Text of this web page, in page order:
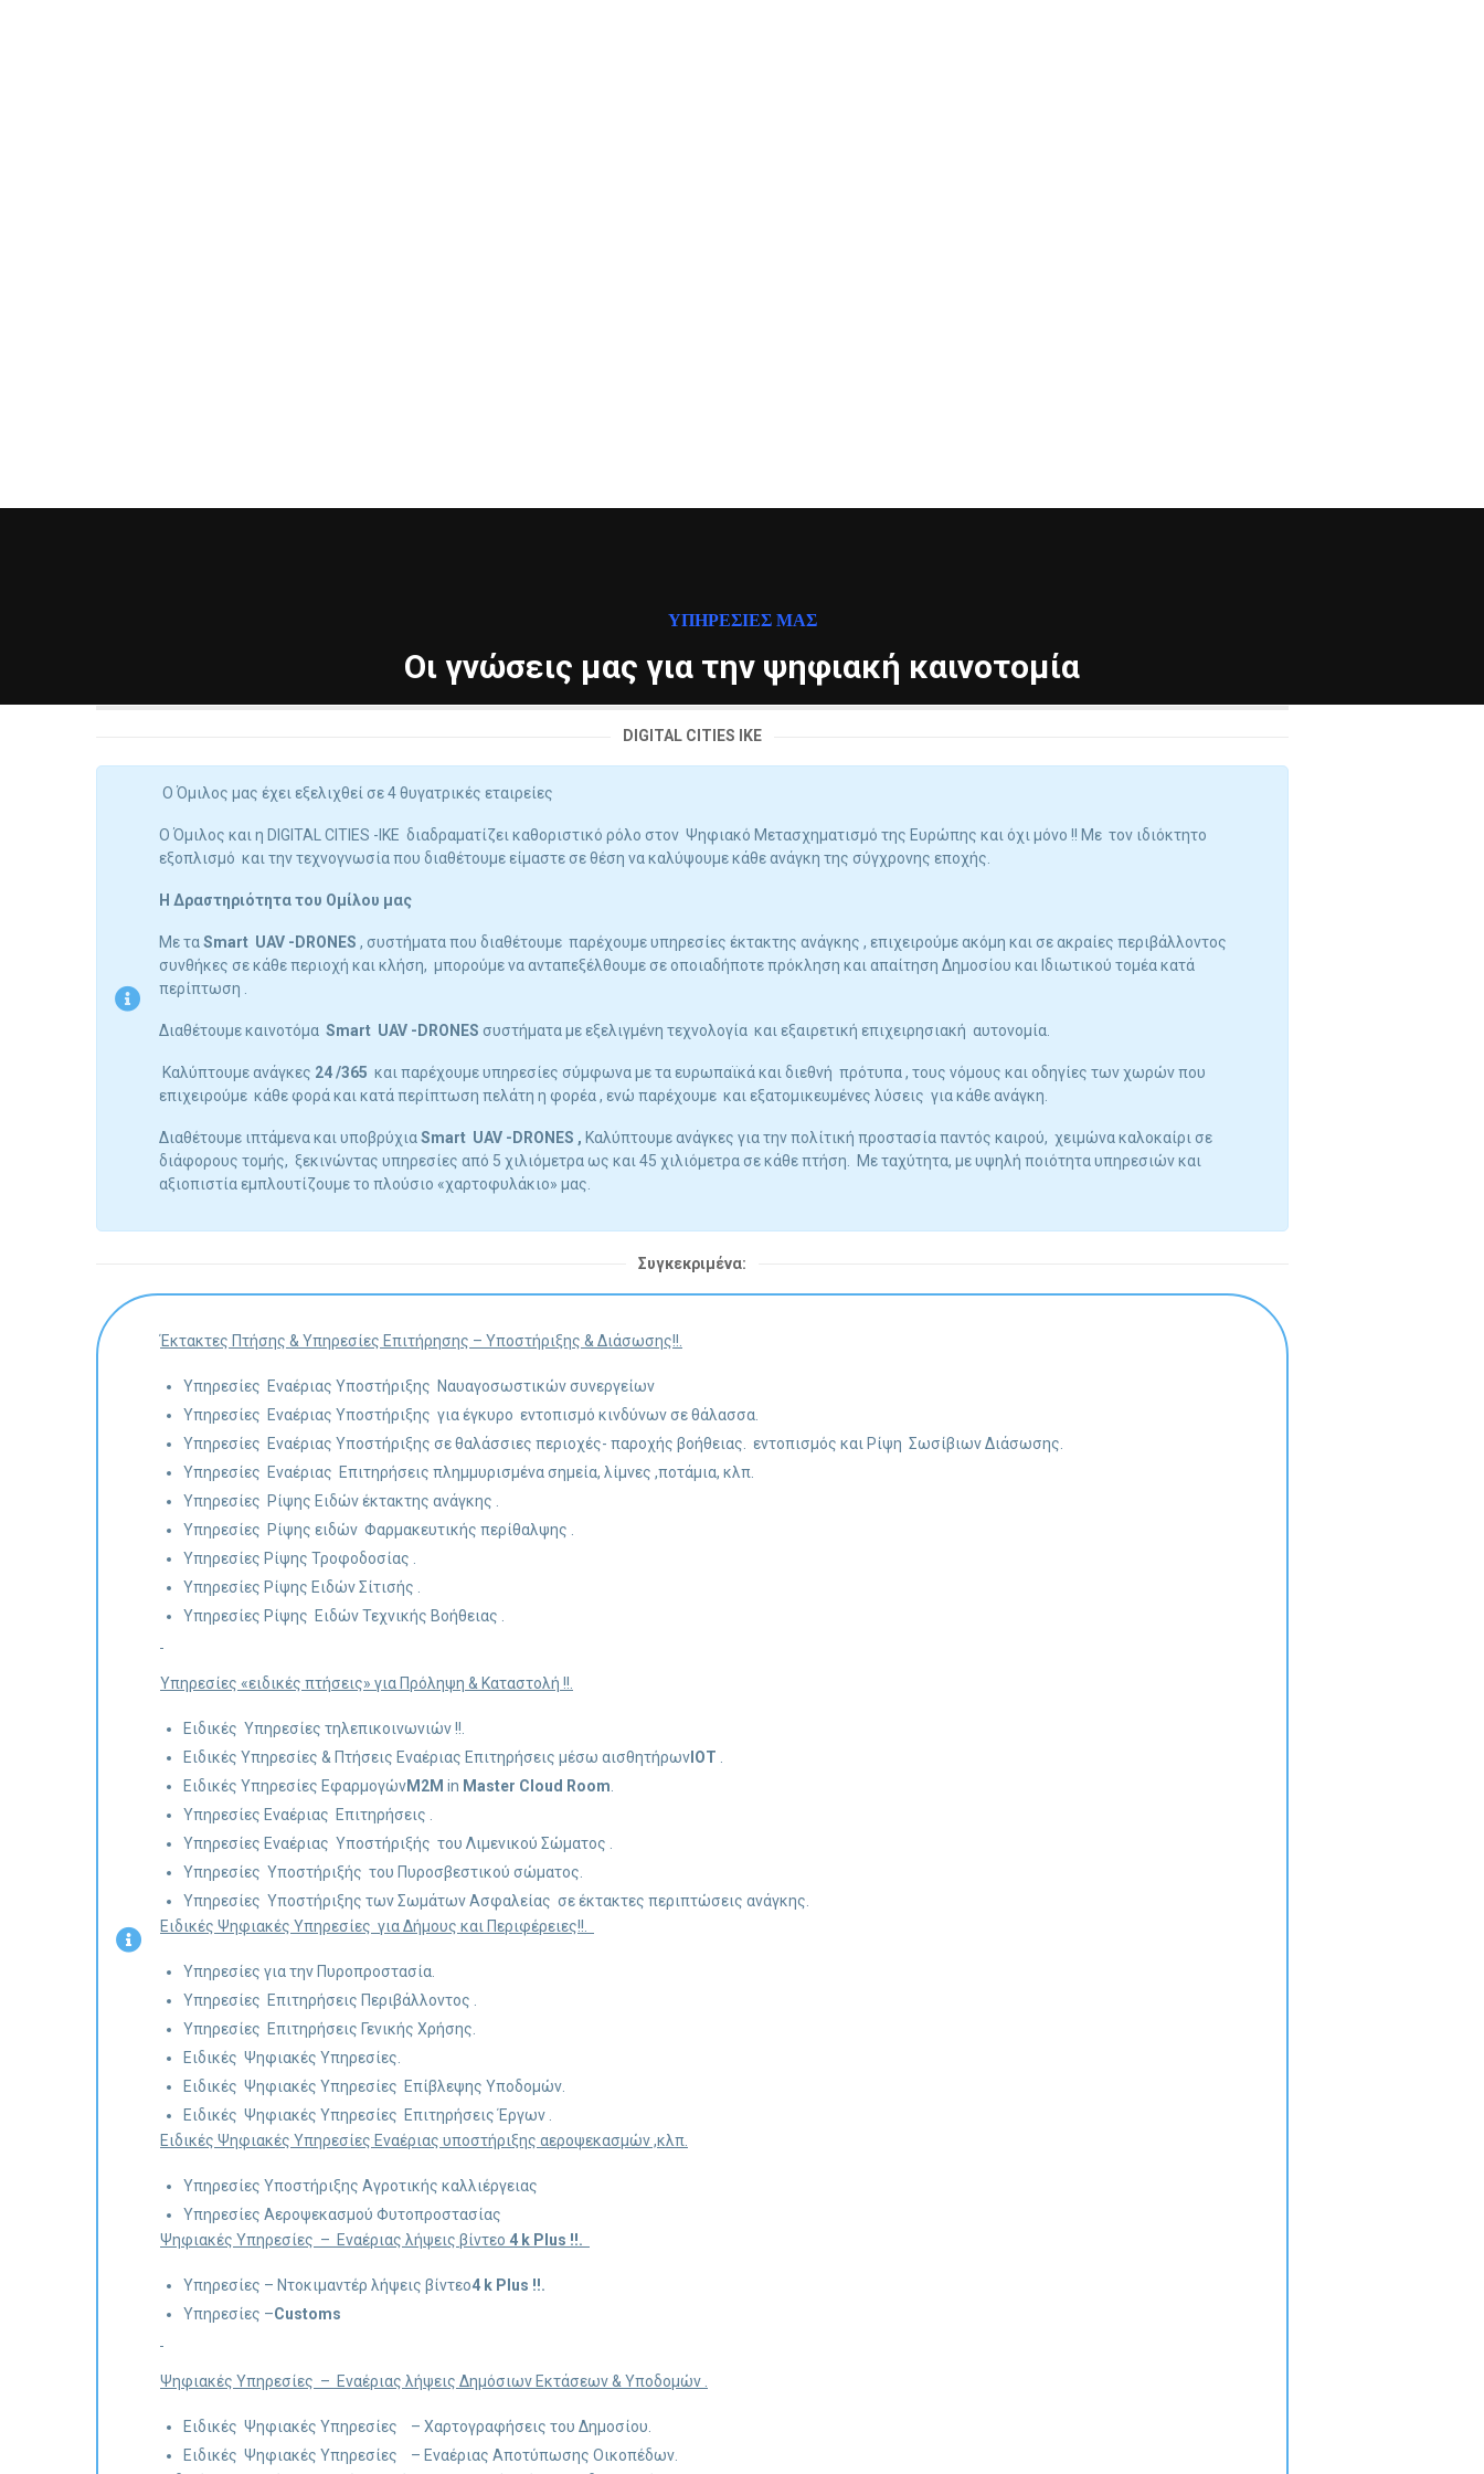
ΥΠΗΡΕΣΙΕΣ ΜΑΣ
Οι γνώσεις μας για την ψηφιακή καινοτομία
DIGITAL CITIES IKE
Ο Όμιλος μας έχει εξελιχθεί σε 4 θυγατρικές εταιρείες
Ο Όμιλος και η DIGITAL CITIES -IKE διαδραματίζει καθοριστικό ρόλο στον Ψηφιακό Μετασχηματισμό της Ευρώπης και όχι μόνο !! Με τον ιδιόκτητο
εξοπλισμό και την τεχνογνωσία που διαθέτουμε είμαστε σε θέση να καλύψουμε κάθε ανάγκη της σύγχρονης εποχής.
Η Δραστηριότητα του Ομίλου μας
Με ταSmart UAV -DRONES , συστήματα που διαθέτουμε παρέχουμε υπηρεσίες έκτακτης ανάγκης , επιχειρούμε ακόμη και σε ακραίες περιβάλλοντος
συνθήκες σε κάθε περιοχή και κλήση, μπορούμε να ανταπεξέλθουμε σε οποιαδήποτε πρόκληση και απαίτηση Δημοσίου και Ιδιωτικού τομέα κατά
περίπτωση .
Διαθέτουμε καινοτόμα Smart UAV -DRONES συστήματα με εξελιγμένη τεχνολογία και εξαιρετική επιχειρησιακή αυτονομία.
Καλύπτουμε ανάγκες 24 /365 και παρέχουμε υπηρεσίες σύμφωνα με τα ευρωπαϊκά και διεθνή πρότυπα , τους νόμους και οδηγίες των χωρών που
επιχειρούμε κάθε φορά και κατά περίπτωση πελάτη η φορέα , ενώ παρέχουμε και εξατομικευμένες λύσεις για κάθε ανάγκη.
Διαθέτουμε ιπτάμενα και υποβρύχιαSmart UAV -DRONES , Καλύπτουμε ανάγκες για την πολίτική προστασίαπαντός καιρού, χειμώνα καλοκαίρι σε
διάφορους τομής, ξεκινώντας υπηρεσίες από 5 χιλιόμετρα ως και 45 χιλιόμετρα σε κάθε πτήση. Με ταχύτητα, με υψηλή ποιότητα υπηρεσιών και
αξιοπιστία εμπλουτίζουμε το πλούσιο «χαρτοφυλάκιο» μας.
Συγκεκριμένα:
Έκτακτες Πτήσης & Υπηρεσίες Επιτήρησης – Υποστήριξης & Διάσωσης!!.
Υπηρεσίες Εναέριας Υποστήριξης Ναυαγοσωστικών συνεργείων
Υπηρεσίες Εναέριας Υποστήριξης για έγκυρο εντοπισμό κινδύνων σε θάλασσα.
Υπηρεσίες Εναέριας Υποστήριξης σε θαλάσσιες περιοχές- παροχής βοήθειας. εντοπισμός και Ρίψη Σωσίβιων Διάσωσης.
Υπηρεσίες Εναέριας Επιτηρήσεις πλημμυρισμένα σημεία, λίμνες ,ποτάμια, κλπ.
Υπηρεσίες Ρίψης Ειδών έκτακτης ανάγκης .
Υπηρεσίες Ρίψης ειδών Φαρμακευτικής περίθαλψης .
Υπηρεσίες Ρίψης Τροφοδοσίας .
Υπηρεσίες Ρίψης Ειδών Σίτισής .
Υπηρεσίες Ρίψης Ειδών Τεχνικής Βοήθειας .
Υπηρεσίες «ειδικές πτήσεις» για Πρόληψη & Καταστολή !!.
Ειδικές Υπηρεσίες τηλεπικοινωνιών !!.
Ειδικές Υπηρεσίες & Πτήσεις Εναέριας Επιτηρήσεις μέσω αισθητήρων IOT
Ειδικές Υπηρεσίες ΕφαρμογώνM2M in Master Cloud Room
Υπηρεσίες Εναέριας Επιτηρήσεις .
Υπηρεσίες Εναέριας Υποστήριξής του Λιμενικού Σώματος .
Υπηρεσίες Υποστήριξής του Πυροσβεστικού σώματος.
Υπηρεσίες Υποστήριξης των Σωμάτων Ασφαλείας σε έκτακτες περιπτώσεις ανάγκης.
Ειδικές Ψηφιακές Υπηρεσίες για Δήμους και Περιφέρειες!!.
Υπηρεσίες για την Πυροπροστασία.
Υπηρεσίες Επιτηρήσεις Περιβάλλοντος .
Υπηρεσίες Επιτηρήσεις Γενικής Χρήσης.
Ειδικές Ψηφιακές Υπηρεσίες.
Ειδικές Ψηφιακές Υπηρεσίες Επίβλεψης Υποδομών.
Ειδικές Ψηφιακές Υπηρεσίες Επιτηρήσεις Έργων .
Ειδικές Ψηφιακές Υπηρεσίες Εναέριας υποστήριξης αεροψεκασμών ,κλπ.
Υπηρεσίες Υποστήριξης Αγροτικής καλλιέργειας
Υπηρεσίες Αεροψεκασμού Φυτοπροστασίας
Ψηφιακές Υπηρεσίες – Εναέριας λήψεις βίντεο 4 k Plus !!.
Υπηρεσίες – Ντοκιμαντέρ λήψεις βίντεο4 k Plus !!.
Υπηρεσίες –Customs
Ψηφιακές Υπηρεσίες – Εναέριας λήψεις Δημόσιων Εκτάσεων & Υποδομών .
Ειδικές Ψηφιακές Υπηρεσίες – Χαρτογραφήσεις του Δημοσίου.
Ειδικές Ψηφιακές Υπηρεσίες – Εναέριας Αποτύπωσης Οικοπέδων.